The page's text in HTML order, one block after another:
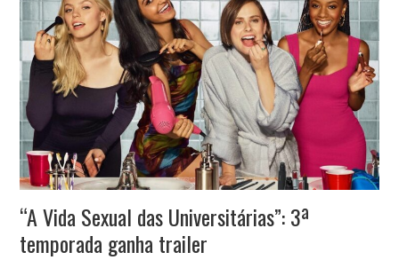
“A Vida Sexual das Universitárias”: 3ª
temporada ganha trailer